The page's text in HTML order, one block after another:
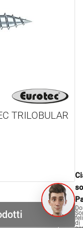
TRILOBULAR
di